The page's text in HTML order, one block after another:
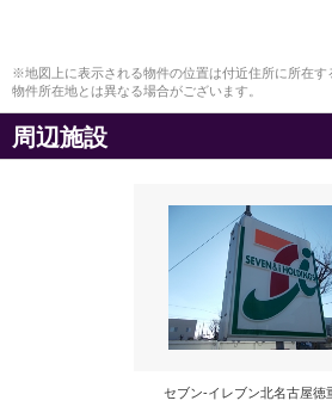
※地図上に表示される物件の位置は付近住所に所在
物件所在地とは異なる場合がございます。
周辺施設
セブン-イレブン北名古屋徳